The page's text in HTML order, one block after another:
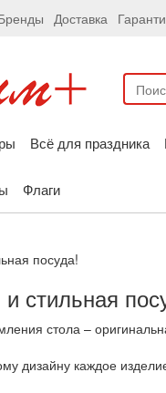
Доставка
Всё для праздника
Флаги
посуда!
стильная
стола –
дизайну каждое